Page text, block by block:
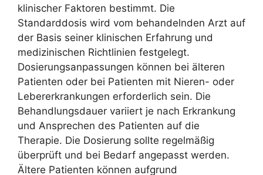
klinischer Faktoren bestimmt. Die
Standarddosis wird vom behandelnden Arzt auf
der Basis seiner klinischen Erfahrung und
medizinischen Richtlinien festgelegt.
Dosierungsanpassungen können bei älteren
Patienten oder bei Patienten mit Nieren- oder
Lebererkrankungen erforderlich sein. Die
Behandlungsdauer variiert je nach Erkrankung
und Ansprechen des Patienten auf die
Therapie. Die Dosierung sollte regelmäßig
überprüft und bei Bedarf angepasst werden.
Ältere Patienten können aufgrund